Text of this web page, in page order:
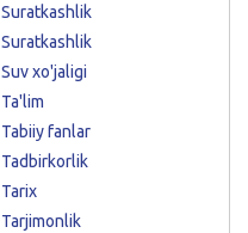
Suratkashlik
Suratkashlik
Suv xo'jaligi
Ta'lim
Tabiiy fanlar
Tadbirkorlik
Tarix
Tarjimonlik